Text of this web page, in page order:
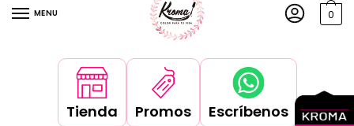
MENU 0
Tienda Promos Escríbenos